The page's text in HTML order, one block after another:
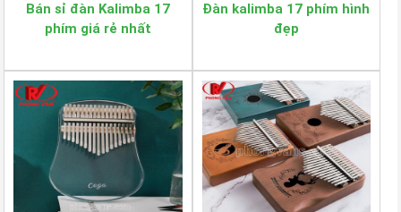
Bán sỉ đàn Kalimba 17
phím giá rẻ nhất
Đàn kalimba 17 phím hình
đẹp